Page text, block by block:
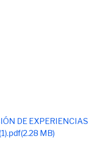
DE EXPERIENCIAS
(2.28 MB)